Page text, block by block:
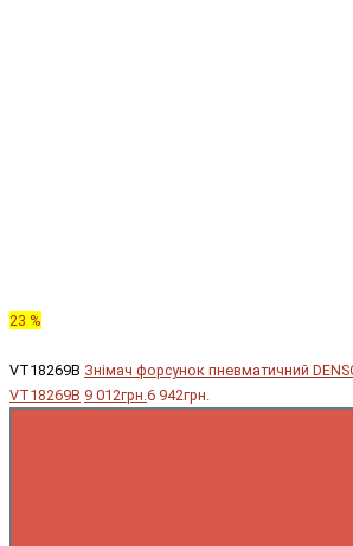
23 %
VT18269B Знімач форсунок пневматичний
VT18269B 9 012грн.6 942грн.